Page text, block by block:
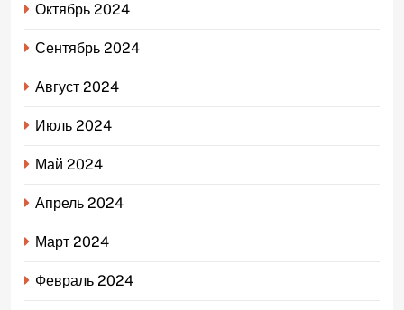
Октябрь 2024
Сентябрь 2024
Август 2024
Июль 2024
Май 2024
Апрель 2024
Март 2024
Февраль 2024